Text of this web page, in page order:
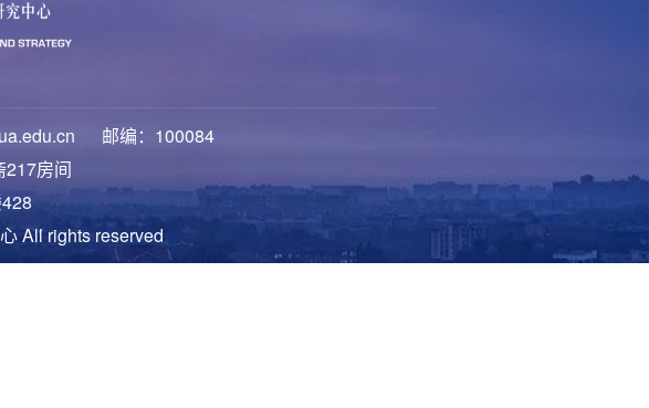
邮编：100084
217房间
428
All rights reserved